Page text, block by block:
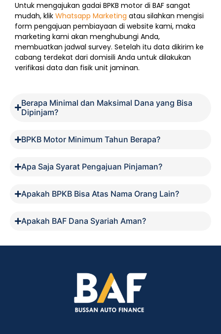
Untuk mengajukan gadai BPKB motor di BAF sangat
mudah, klik Whatsapp Marketing atau silahkan mengisi
form pengajuan pembiayaan di website kami, maka
marketing kami akan menghubungi Anda,
membuatkan jadwal survey. Setelah itu data dikirim ke
cabang terdekat dari domisili Anda untuk dilakukan
verifikasi data dan fisik unit jaminan.
Berapa Minimal dan Maksimal Dana yang Bisa
Dipinjam?
BPKB Motor Minimum Tahun Berapa?
Apa Saja Syarat Pengajuan Pinjaman?
Apakah BPKB Bisa Atas Nama Orang Lain?
Apakah BAF Dana Syariah Aman?